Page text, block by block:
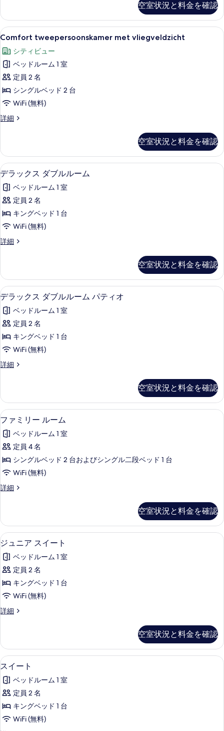
件
ル
ル
ー
ム
の
す
べ
て
の
を
表
示
す
る
ー
ト
ダ
ル
ル
ー
ム
の
詳
細
空室状況と料金を確認
Comfort
tweepersoonskamer
met
vliegveldzicht
の
す
べ
て
真
を
表
示
す
る
Comfort tweepersoonskamer met
4
Comfort tweepersoonskamer met vliegveldzicht
シティビュー
ベッドルーム 1 室
定員 2 名
シングルベッド 2 台
WiFi (無料)
詳細
Comfort
の
詳
細
空室状況と料金を確認
デ
ラ
ッ
ク
ス
ブ
ル
ー
ム
の
す
べ
て
の
を
表
示
す
る
セーフティボックス (室内)、防音設
3
デラックス ダブルルーム
ベッドルーム 1 室
定員 2 名
キングベッド 1 台
WiFi (無料)
詳細
デ
ス
ダ
ブ
ル
ー
の
詳
空室状況と料金を確認
デ
ラ
ッ
ク
ス
ブ
ル
ー
ム
パ
テ
ィ
オ
の
て
の
写
真
を
表
す
デラックス ダブルルーム パティオ |
4
デラックス ダブルルーム パティオ
ベッドルーム 1 室
定員 2 名
キングベッド 1 台
WiFi (無料)
詳細
デ
ス
ダ
ブ
ル
ー
パ
テ
オ
空室状況と料金を確認
フ
ァ
ミ
リ
ー
ー
の
す
べ
て
の
写
真
を
す
る
ファミリー ルーム | セーフティボッ
3
ファミリー ルーム
ベッドルーム 1 室
定員 4 名
シングルベッド 2 台およびシングル二段ベッド 1 台
WiFi (無料)
詳細
フ
ー
ル
ー
の
詳
空室状況と料金を確認
ジ
ュ
ニ
ア
ス
ー
の
す
べ
て
の
写
真
セーフティボックス (室内)、防音設
4
ジュニア スイート
ベッドルーム 1 室
定員 2 名
キングベッド 1 台
WiFi (無料)
詳細
ジ
ス
イ
ー
の
詳
空室状況と料金を確認
ス
イ
ー
ト
の
セーフティボックス (室内)、防音設
3
スイート
ベッドルーム 1 室
定員 2 名
キングベッド 1 台
WiFi (無料)